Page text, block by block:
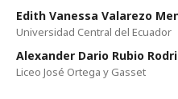
Edith Vanessa Valarezo
Universidad Central del Ecuador
Alexander Dario Rubio
Liceo José Ortega y Gasset